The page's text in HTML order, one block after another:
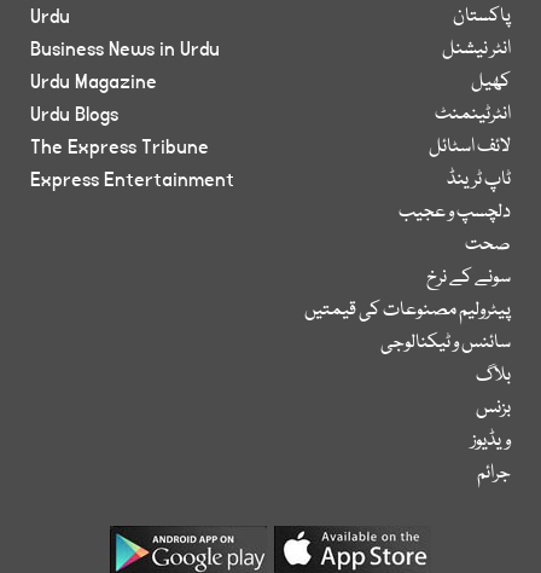
پاکستان
انٹر نیشنل
کھیل
انٹرٹینمنٹ
لائف اسٹائل
ٹاپ ٹرینڈ
دلچسپ و عجیب
صحت
سونے کے نرخ
پیٹرولیم مصنوعات کی قیمتیں
سائنس و ٹیکنالوجی
بلاگ
بزنس
ویڈیوز
جرائم
Urdu
Business News in Urdu
Urdu Magazine
Urdu Blogs
The Express Tribune
Express Entertainment